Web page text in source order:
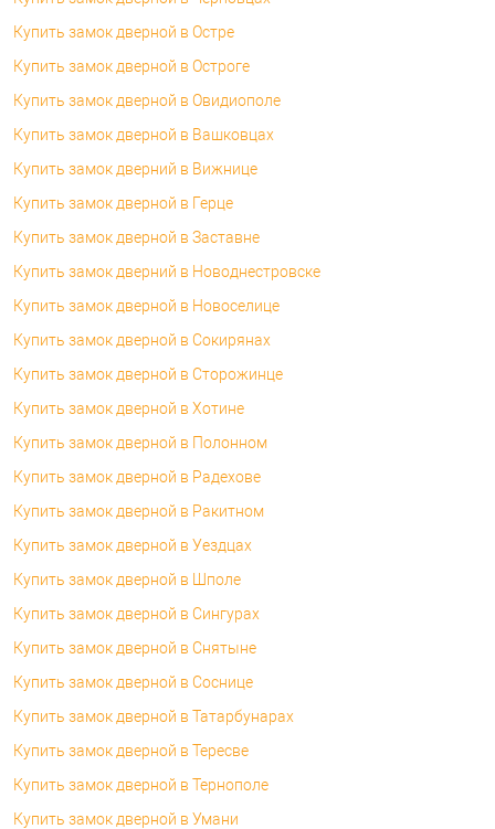
Купить замок дверной в Остре
Купить замок дверной в Остроге
Купить замок дверной в Овидиополе
Купить замок дверной в Вашковцах
Купить замок дверний в Вижнице
Купить замок дверной в Герце
Купить замок дверной в Заставне
Купить замок дверний в Новоднестровске
Купить замок дверной в Новоселице
Купить замок дверной в Сокирянах
Купить замок дверной в Сторожинце
Купить замок дверной в Хотине
Купить замок дверной в Полонном
Купить замок дверной в Радехове
Купить замок дверной в Ракитном
Купить замок дверной в Уездцах
Купить замок дверной в Шполе
Купить замок дверной в Сингурах
Купить замок дверной в Снятыне
Купить замок дверной в Соснице
Купить замок дверной в Татарбунарах
Купить замок дверной в Тересве
Купить замок дверной в Тернополе
Купить замок дверной в Умани